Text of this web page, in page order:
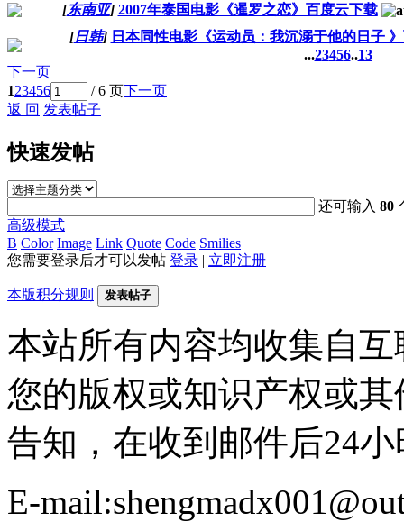
[东南亚] 2007年泰国电影《暹罗之恋》百度云下载
[日韩] 日本同性电影《运动员：我沉溺于他的日子
...23456..13
下一页
123456 / 6 页下一页
返 回 发表帖子
快速发帖
还可输入80
高级模式
B Color Image Link Quote Code Smilies
您需要登录后才可以发帖 登录 | 立即注册
本版积分规则 发表帖子
本站所有内容均收集自
您的版权或知识产权或
告知，在收到邮件后24
E-